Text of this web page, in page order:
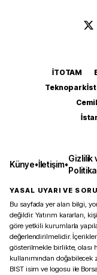
İTOTAM
Teknopark
Künye•İletişim•
Gizlilik
YASAL UYARI VE
Bu sayfada yer alan bilgi,
değildir. Yatırım kararları,
göre yetkili kurumlarla
değerlendirilmelidir.
gösterilmekle birlikte, olası
kullanımından
BIST isim ve logosu ile